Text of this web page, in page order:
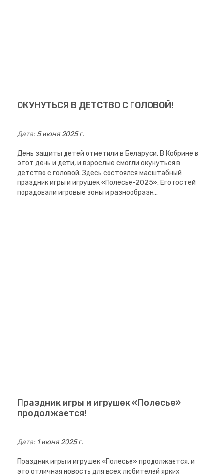
ОКУНУТЬСЯ В ДЕТСТВО С ГОЛОВОЙ!
Дата: 5 июня 2025 г.
День защиты детей отметили в Беларуси. В Кобрине в
этот день и дети, и взрослые смогли окунуться в
детство с головой. Здесь состоялся масштабный
праздник игры и игрушек «Полесье-2025». Его гостей
порадовали игровые зоны и разнообразн…
Праздник игры и игрушек «Полесье»
продолжается!
Дата: 1 июня 2025 г.
Праздник игры и игрушек «Полесье» продолжается, и
это отличная новость для всех любителей ярких